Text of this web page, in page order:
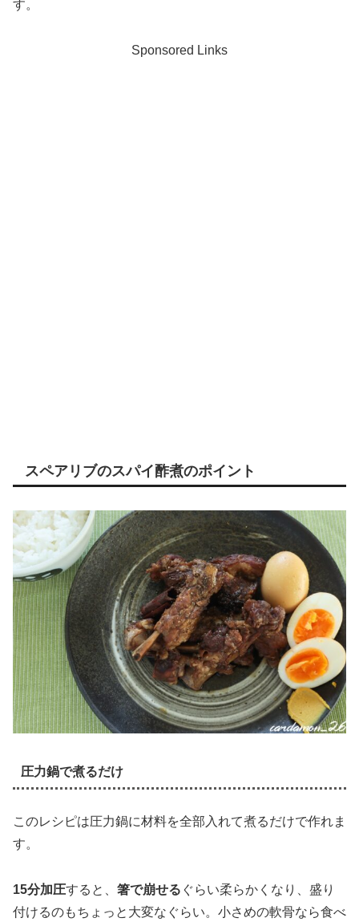
す。
Sponsored Links
スペアリブのスパイ酢煮のポイント
圧力鍋で煮るだけ
このレシピは圧力鍋に材料を全部入れて煮るだけで作れま
す。
15分加圧すると、 箸で崩せる ぐらい柔らかくなり、盛り
付けるのもちょっと大変なぐらい。小さめの軟骨なら食べ